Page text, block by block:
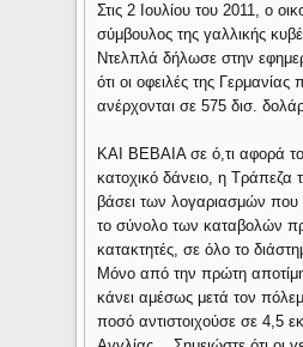
Στις 2 Ιουλίου του 2011, ο
σύμβουλος της γαλλικής
Ντελπλά δήλωσε στην
ότι οι οφειλές της
ανέρχονται σε 575 δισ.
ΚΑΙ ΒΕΒΑΙΑ σε ό,τι αφορά
κατοχικό δάνειο, η Τράπεζα
βάσει των λογαριασμών που
το σύνολο των καταβολών
κατακτητές, σε όλο το
Μόνο από την πρώτη
κάνει αμέσως μετά τον
ποσό αντιστοιχούσε σε 4,5